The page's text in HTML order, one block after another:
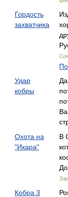
Гордость
захватчика
Удар
кобры
Охота на
"Икара"
В
Кобра 3